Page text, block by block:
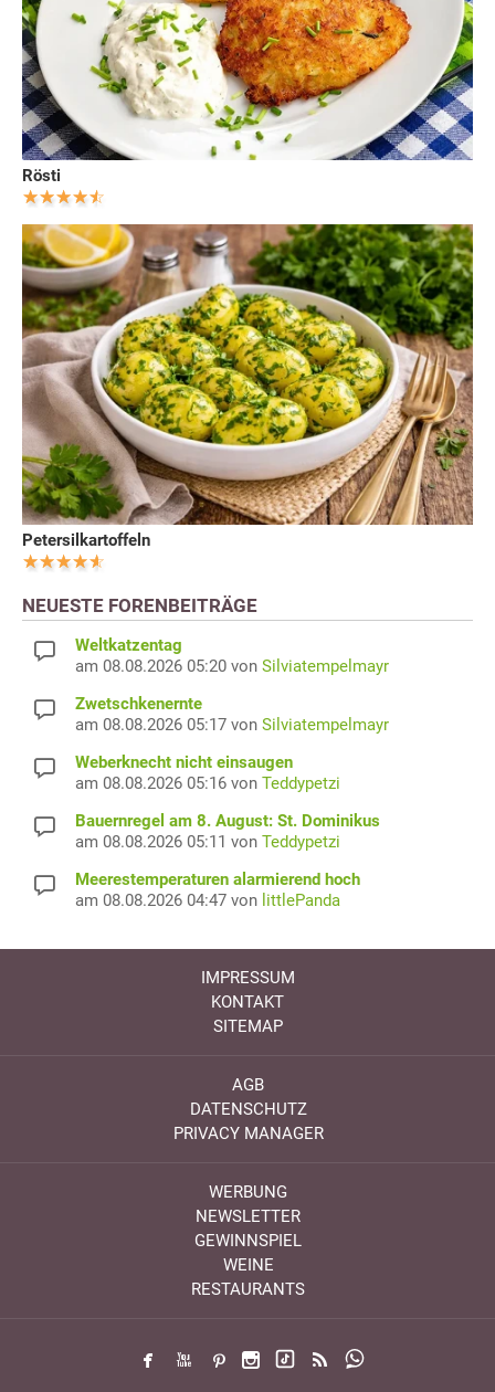
Rösti
Petersilkartoffeln
NEUESTE FORENBEITRÄGE
Weltkatzentag
am 08.08.2026 05:20 von Silviatempelmayr
Zwetschkenernte
am 08.08.2026 05:17 von Silviatempelmayr
Weberknecht nicht einsaugen
am 08.08.2026 05:16 von Teddypetzi
Bauernregel am 8. August: St. Dominikus
am 08.08.2026 05:11 von Teddypetzi
Meerestemperaturen alarmierend hoch
am 08.08.2026 04:47 von littlePanda
IMPRESSUM
KONTAKT
SITEMAP
AGB
DATENSCHUTZ
PRIVACY MANAGER
WERBUNG
NEWSLETTER
GEWINNSPIEL
WEINE
RESTAURANTS